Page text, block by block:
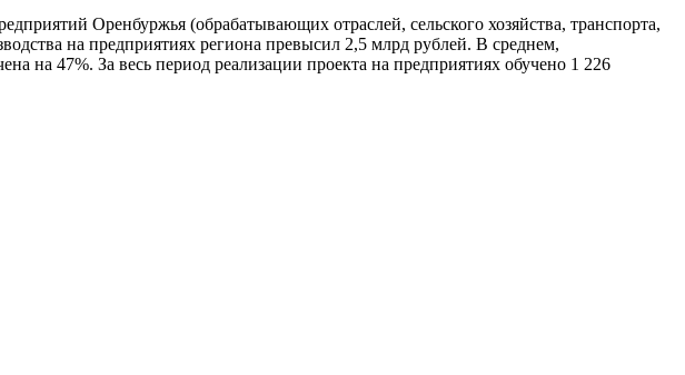
Оренбуржья (обрабатывающих отраслей, сельского хозяйства, транспорта,
на предприятиях региона превысил 2,5 млрд рублей. В среднем,
на 47%. За весь период реализации проекта на предприятиях обучено 1 226